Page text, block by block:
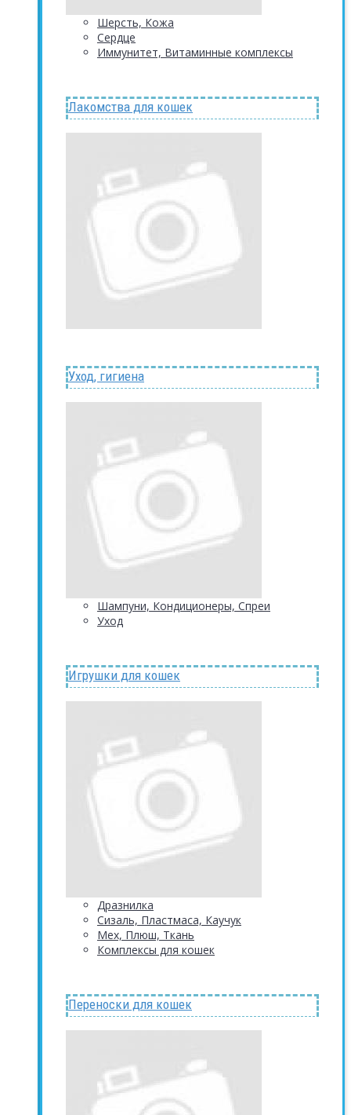
Шерсть, Кожа
Сердце
Иммунитет, Витаминные комплексы
Лакомства для кошек
Уход, гигиена
Шампуни, Кондиционеры, Спреи
Уход
Игрушки для кошек
Дразнилка
Сизаль, Пластмаса, Каучук
Мех, Плюш, Ткань
Комплексы для кошек
Переноски для кошек